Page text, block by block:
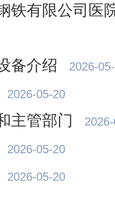
铁有限公司医
备介绍 2026-
2026-05-20
主管部门
2026-05-20
2026-05-20